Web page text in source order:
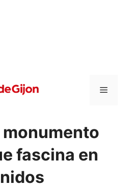
Menu
monumento
fascina en